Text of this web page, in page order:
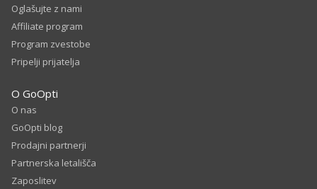
Oglašujte z nami
Affiliate program
Program zvestobe
Pripelji prijatelja
O GoOpti
O nas
GoOpti blog
Prodajni partnerji
Partnerska letališča
Zaposlitev